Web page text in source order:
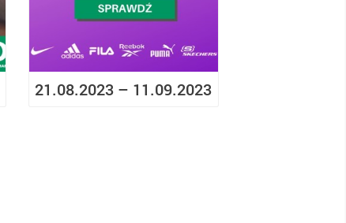
21.08.2023 – 11.09.2023